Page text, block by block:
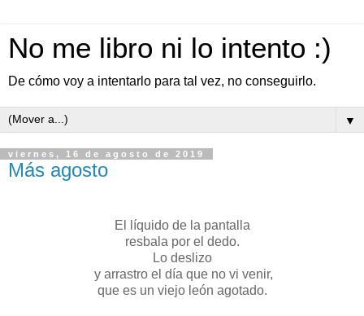
No me libro ni lo intento :)
De cómo voy a intentarlo para tal vez, no conseguirlo.
▼
viernes, 16 de agosto de 2019
Más agosto
El líquido de la pantalla
resbala por el dedo.
Lo deslizo
y arrastro el día que no vi venir,
que es un viejo león agotado.